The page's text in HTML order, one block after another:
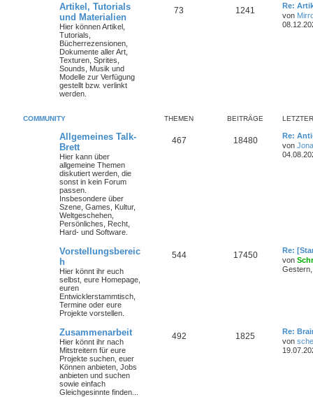
Artikel, Tutorials
und Materialien
Hier können Artikel,
Tutorials,
Bücherrezensionen,
Dokumente aller Art,
Texturen, Sprites,
Sounds, Musik und
Modelle zur Verfügung
gestellt bzw. verlinkt
werden.
73 1241
Re:
von
COMMUNITY THEMEN BEITRÄGE
Allgemeines Talk-
Brett
Hier kann über
allgemeine Themen
diskutiert werden, die
sonst in kein Forum
passen.
Insbesondere über
Szene, Games, Kultur,
Weltgeschehen,
Persönliches, Recht,
Hard- und Software.
467 18480
Re:
von
Vorstellungsbereic
h
Hier könnt ihr euch
selbst, eure Homepage,
euren
Entwicklerstammtisch,
Termine oder eure
Projekte vorstellen.
544 17450
Re:
von
Zusammenarbeit
Hier könnt ihr nach
Mitstreitern für eure
Projekte suchen, euer
Können anbieten, Jobs
anbieten und suchen
sowie einfach
Gleichgesinnte finden...
492 1825
Re:
von